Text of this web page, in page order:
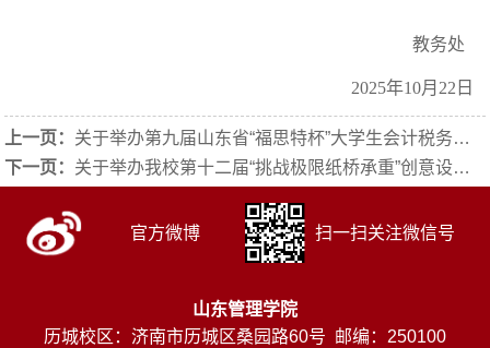
教务处
2025年10月22日
上一页： 关于举办第九届山东省“福思特杯”大学生会计税务技能大赛校内选拔赛的通知
下一页： 关于举办我校第十二届“挑战极限纸桥承重”创意设计挑战赛的通知
官方微博 扫一扫关注微信号
山东管理学院
历城校区：济南市历城区桑园路60号 邮编：250100